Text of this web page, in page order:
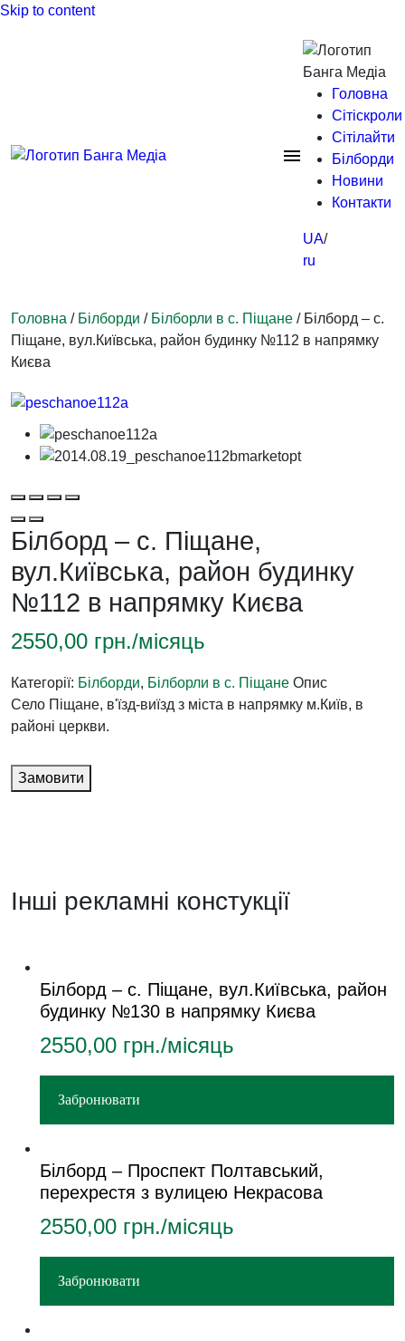
Skip to content
Головна
Сітіскроли
Сітілайти
Білборди
Новини
Контакти
UA
ru
Головна / Білборди / Білборли в с. Піщане / Білборд – с.
Піщане, вул.Київська, район будинку №112 в напрямку
Києва
Білборд – с. Піщане,
вул.Київська, район будинку
№112 в напрямку Києва
2550,00 грн./місяць
Категорії: Білборди, Білборли в с. Піщане Опис
Село Піщане, в'їзд-виїзд з міста в напрямку м.Київ, в
районі церкви.
Замовити
Інші рекламні констукції
Білборд – с. Піщане, вул.Київська, район
будинку №130 в напрямку Києва
2550,00 грн./місяць
Забронювати
Білборд – Проспект Полтавський,
перехрестя з вулицею Некрасова
2550,00 грн./місяць
Забронювати